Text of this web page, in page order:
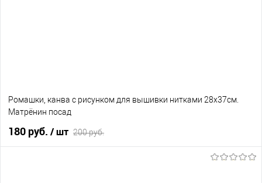
Ромашки, канва с рисунком для вышивки нитками 28х37см.
Матрёнин посад
180 руб. / шт 200 руб.